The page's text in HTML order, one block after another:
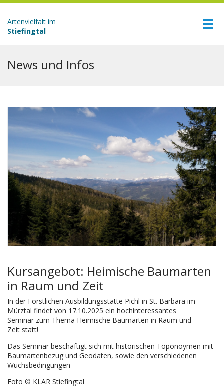
Artenvielfalt im
Stiefingtal
News und Infos
Kursangebot: Heimische Baumarten
in Raum und Zeit
In der Forstlichen Ausbildungsstätte Pichl in St. Barbara im
Mürztal findet von 17.10.2025 ein hochinteressantes
Seminar zum Thema Heimische Baumarten in Raum und
Zeit statt!
Das Seminar beschäftigt sich mit historischen Toponoymen mit
Baumartenbezug und Geodaten, sowie den verschiedenen
Wuchsbedingungen
Foto © KLAR Stiefingtal